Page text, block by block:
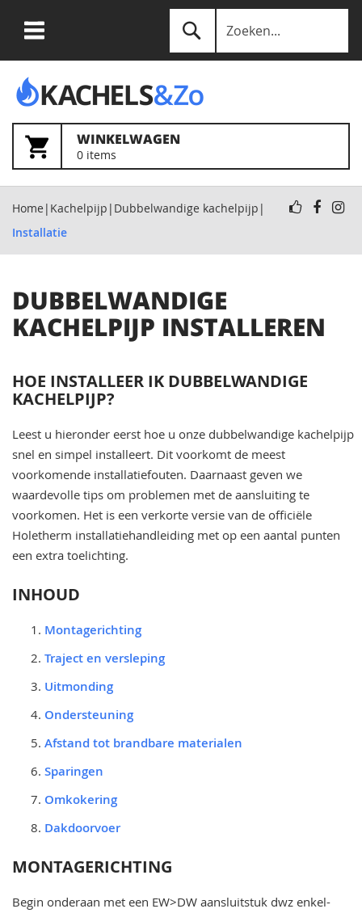
Ga
inhoud
WINKELWAGEN
0 items
Zoek
Home Kachelpijp Dubbelwandige kachelpijp
Installatie
DUBBELWANDIGE
KACHELPIJP INSTALLEREN
HOE INSTALLEER IK DUBBELWANDIGE
KACHELPIJP?
Leest u hieronder eerst hoe u onze dubbelwandige kachelpijp
snel en simpel installeert. Dit voorkomt de meest
voorkomende installatiefouten. Daarnaast geven we
waardevolle tips om problemen met de aansluiting te
voorkomen. Het is een verkorte versie van de officiële
Holetherm installatiehandleiding met op een aantal punten
een extra toelichting.
INHOUD
Montagerichting
Traject en versleping
Uitmonding
Ondersteuning
Afstand tot brandbare materialen
Sparingen
Omkokering
Dakdoorvoer
MONTAGERICHTING
Begin onderaan met een EW>DW aansluitstuk dwz enkel-